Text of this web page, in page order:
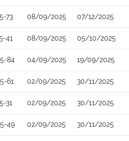
73 08/09/2025 07/12/2025
41 08/09/2025 05/10/2025
84 04/09/2025 19/09/2025
61 02/09/2025 30/11/2025
31 02/09/2025 30/11/2025
49 02/09/2025 30/11/2025